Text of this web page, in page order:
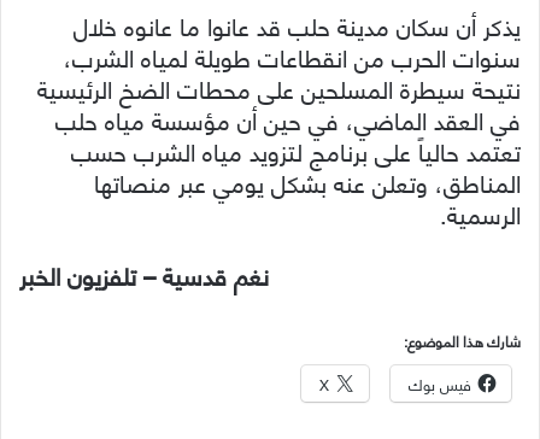
يذكر أن سكان مدينة حلب قد عانوا ما عانوه خلال
سنوات الحرب من انقطاعات طويلة لمياه الشرب،
نتيحة سيطرة المسلحين على محطات الضخ الرئيسية
في العقد الماضي، في حين أن مؤسسة مياه حلب
تعتمد حالياً على برنامج لتزويد مياه الشرب حسب
المناطق، وتعلن عنه بشكل يومي عبر منصاتها
الرسمية.
نغم قدسية – تلفزيون الخبر
شارك هذا الموضوع:
فيس بوك X